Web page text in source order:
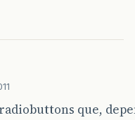
que,